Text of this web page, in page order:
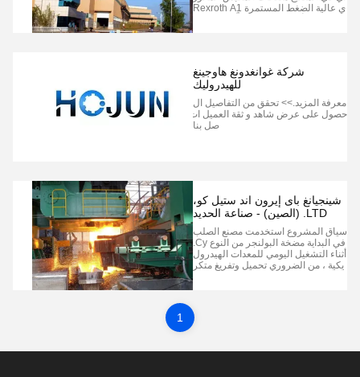
ي عالية الضغط المستمرة Rexroth A1
بطء. عندما يزداد الح...
شركة غوانغدونغ هاوجينغ
للهيدروليك
معرفة المزيد.>> تحقق من التفاصيل ال
حصول على عرض شاهد و ثقة العميل ات
صل بنا
شينجيانغ باى إيرون اند ستيل كو،
LTD. (الصين) - صناعة الحديد
والصلب
سياق المشروع استخدمت مصنع الصلب
في البداية مضخة البولنجر من النوع Cy.
أثناء التشغيل اليومي للمعدات الهيدرول
يكية ، من الضروري تحميل وتفريغ متكر
دروليكية، وغالبا ما تتلف مضخة البولنجر
عالية الضغط و...
1